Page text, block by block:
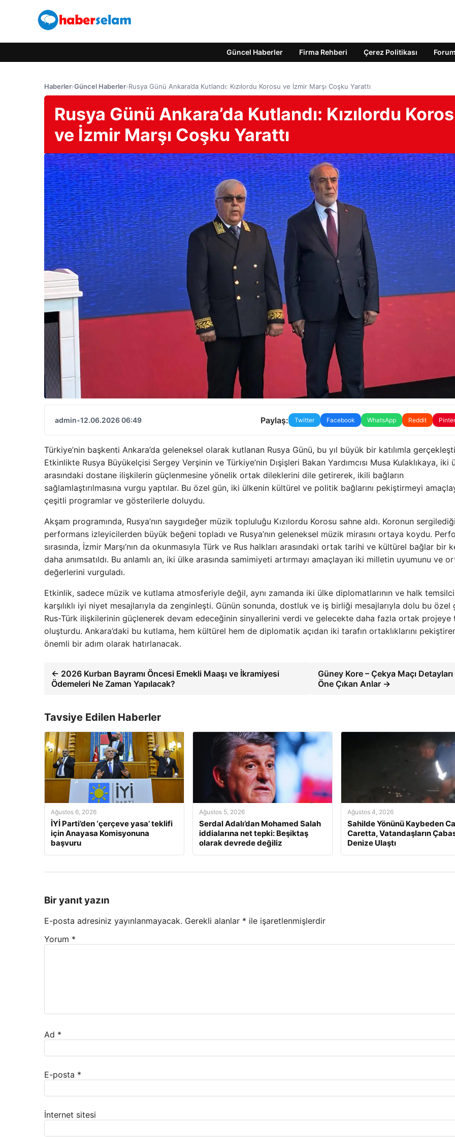
Güncel Haberler Firma Rehberi Çerez Politikası Forum
Haberler›Güncel Haberler›Rusya Günü Ankara’da Kutlandı: Kızılordu Korosu ve İzmir Marşı Coşku Yarattı
Rusya Günü Ankara’da Kutlandı: Kızılordu
ve İzmir Marşı Coşku Yarattı
admin•12.06.2026 06:49 Paylaş: Twitter Facebook WhatsApp Reddit
Türkiye’nin başkenti Ankara’da geleneksel olarak kutlanan Rusya Günü, bu yıl büyük bir katılımla
Etkinlikte Rusya Büyükelçisi Sergey Verşinin ve Türkiye’nin Dışişleri Bakan Yardımcısı Musa Kulaklıkaya, iki
arasındaki dostane ilişkilerin güçlenmesine yönelik ortak dileklerini dile getirerek, ikili bağların
sağlamlaştırılmasına vurgu yaptılar. Bu özel gün, iki ülkenin kültürel ve politik bağlarını pekiştirmeyi
çeşitli programlar ve gösterilerle doluydu.
Akşam programında, Rusya’nın saygıdeğer müzik topluluğu Kızılordu Korosu sahne aldı. Koronun sergilediği
performans izleyicilerden büyük beğeni topladı ve Rusya’nın geleneksel müzik mirasını ortaya koydu.
sırasında, İzmir Marşı’nın da okunmasıyla Türk ve Rus halkları arasındaki ortak tarihi ve kültürel bağlar bir
daha anımsatıldı. Bu anlamlı an, iki ülke arasında samimiyeti artırmayı amaçlayan iki milletin uyumunu ve
değerlerini vurguladı.
Etkinlik, sadece müzik ve kutlama atmosferiyle değil, aynı zamanda iki ülke diplomatlarının ve halk
karşılıklı iyi niyet mesajlarıyla da zenginleşti. Günün sonunda, dostluk ve iş birliği mesajlarıyla dolu bu özel
Rus-Türk ilişkilerinin güçlenerek devam edeceğinin sinyallerini verdi ve gelecekte daha fazla ortak projeye
oluşturdu. Ankara’daki bu kutlama, hem kültürel hem de diplomatik açıdan iki tarafın ortaklıklarını
önemli bir adım olarak hatırlanacak.
← 2026 Kurban Bayramı Öncesi Emekli Maaşı ve İkramiyesi
Ödemeleri Ne Zaman Yapılacak?
Güney Kore – Çekya Maçı Detayları
Öne Çıkan Anlar →
Tavsiye Edilen Haberler
Ağustos 6, 2026
İYİ Parti’den ‘çerçeve yasa’ teklifi
için Anayasa Komisyonuna
başvuru
Ağustos 5, 2026
Serdal Adalı’dan Mohamed Salah
iddialarına net tepki: Beşiktaş
olarak devrede değiliz
Ağustos 4, 2026
Sahilde Yönünü Kaybeden
Caretta, Vatandaşların
Denize Ulaştı
Bir yanıt yazın
E-posta adresiniz yayınlanmayacak. Gerekli alanlar * ile işaretlenmişlerdir
Yorum *
Ad *
E-posta *
İnternet sitesi